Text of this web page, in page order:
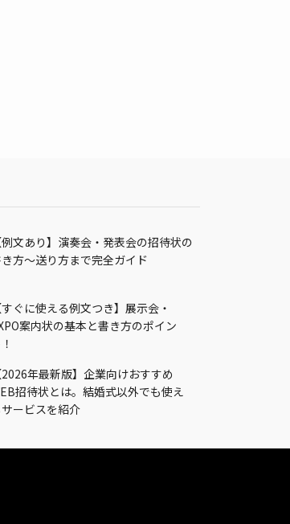
例文あり】演奏会・発表会の招待状の
方～送り方まで完全ガイド
すぐに使える例文つき】展示会・
案内状の基本と書き方のポイン
2026年最新版】企業向けおすすめ
招待状とは。結婚式以外でも使え
ービスを紹介